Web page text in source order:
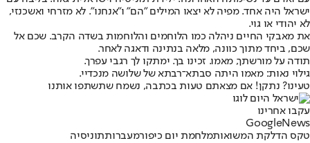
ישראל היה אחד. מפיה לא יצאו המילים "הם" ו"אנחנו". לא מזרחי ואשכנזי,
לא יהודי או גוי.
את מאבקי החיים ניהלה כמו הלוחמים והלוחמות בשדה הקרב. שכם אל
שכם, ביחד מתוך כוונה, מלאה בנתינה ודאגה לאחר.
תודה על מורשתך, מאמו. זכינו בך. ימתקו לך רגבי עפרך.
גילוי נאות: מאמו היתה סבתא־רבתא של שלושה מנכדיי.
טעינו? נתקן! אם מצאתם טעות בכתבה, נשמח שתשתפו אותנו
עקבו אחרינו
Googl eNews
טקס הדלקת המשואותמלחמת יום כיפורמעברותתוניסיה